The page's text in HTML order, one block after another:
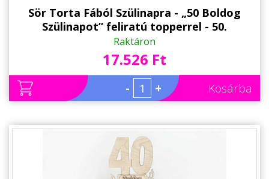
Sör Torta Fából Szülinapra - „50 Boldog
Szülinapot” feliratú topperrel - 50.
Születésnapi ajándék sörimádóknak
Raktáron
17.526 Ft
- + Kosárba